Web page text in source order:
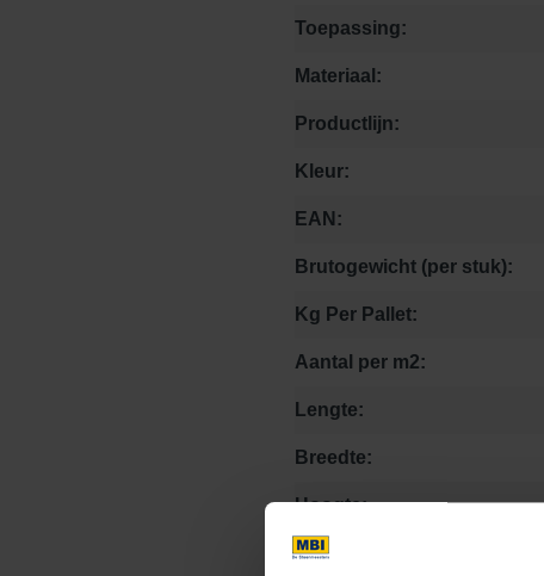
Toepassing:
Materiaal:
Productlijn:
Kleur:
EAN:
Brutogewicht (per stuk):
Kg Per Pallet:
Aantal per m2:
Lengte:
Breedte:
Hoogte:
verwerkingsadvies link: